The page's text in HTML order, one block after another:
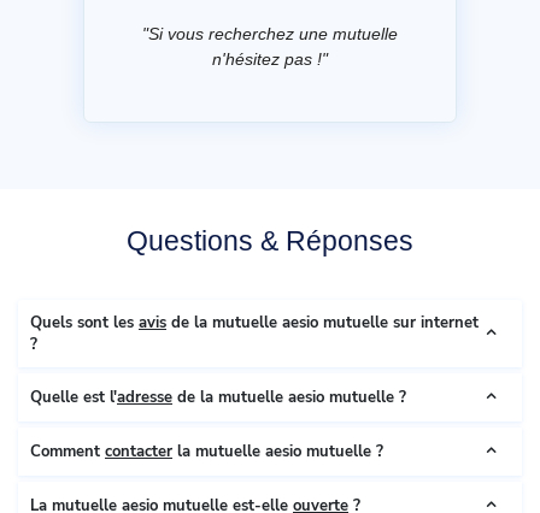
"Si vous recherchez une mutuelle
n'hésitez pas !"
Questions & Réponses
Quels sont les avis de la mutuelle aesio mutuelle sur internet
?
Quelle est l'adresse de la mutuelle aesio mutuelle ?
Comment contacter la mutuelle aesio mutuelle ?
La mutuelle aesio mutuelle est-elle ouverte ?